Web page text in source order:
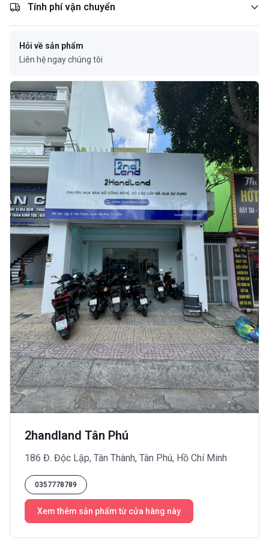
Tính phí vận chuyển
Hỏi về sản phẩm
Liên hệ ngay chúng tôi
2handland Tân Phú
186 Đ. Độc Lập, Tân Thành, Tân Phú, Hồ Chí Minh
0357778789
Xem thêm sản phẩm từ cửa hàng này